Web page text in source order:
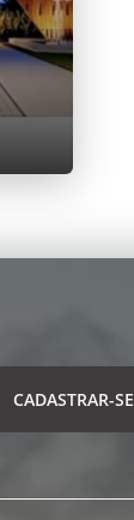
CADASTRAR-SE